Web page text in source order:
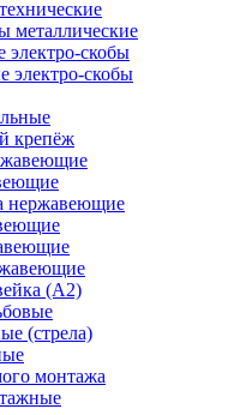
металлические
электро-скобы
электро-скобы
крепёж
нержавеющие
(А2)
(стрела)
монтажа